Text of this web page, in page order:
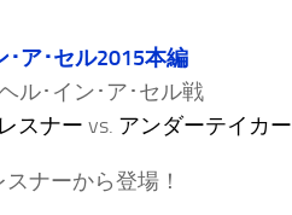
･ア･セル2015本編
ル･イン･ア･セル戦
スナー vs. アンダーテイカー
ナーから登場！